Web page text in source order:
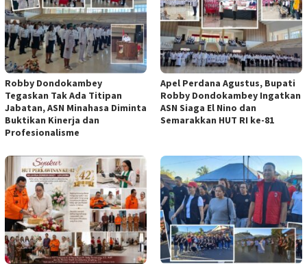
Robby Dondokambey
Tegaskan Tak Ada Titipan
Jabatan, ASN Minahasa Diminta
Buktikan Kinerja dan
Profesionalisme
Apel Perdana Agustus, Bupati
Robby Dondokambey Ingatkan
ASN Siaga El Nino dan
Semarakkan HUT RI ke-81